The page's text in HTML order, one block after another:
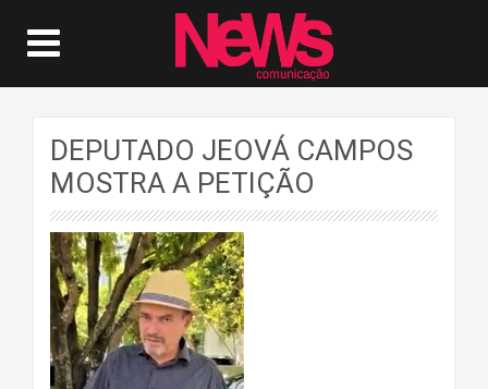
DEPUTADO JEOVÁ CAMPOS
MOSTRA A PETIÇÃO